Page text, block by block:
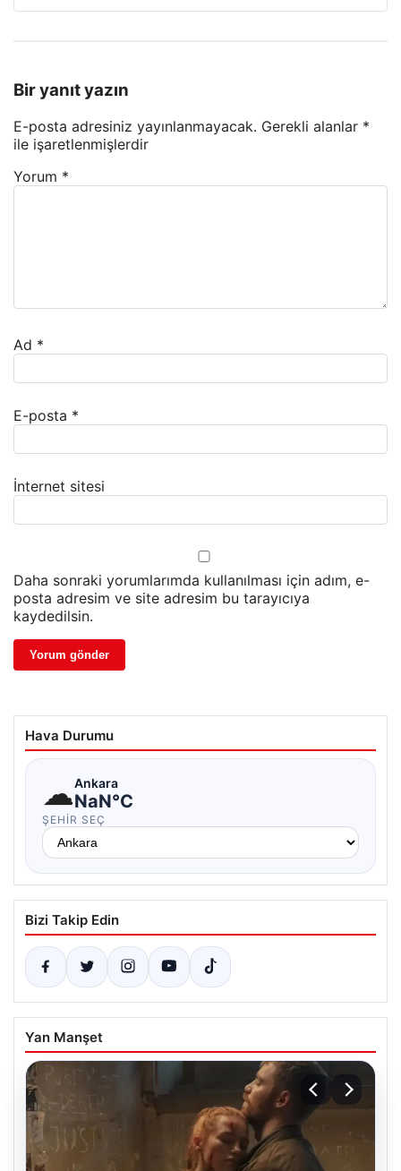
Bir yanıt yazın
E-posta adresiniz yayınlanmayacak. Gerekli alanlar *
ile işaretlenmişlerdir
Yorum *
Ad *
E-posta *
İnternet sitesi
Daha sonraki yorumlarımda kullanılması için adım, e-
posta adresim ve site adresim bu tarayıcıya
kaydedilsin.
Hava Durumu
☁Ankara
NaN°C
ŞEHIR SEÇ
Bizi Takip Edin
Yan Manşet